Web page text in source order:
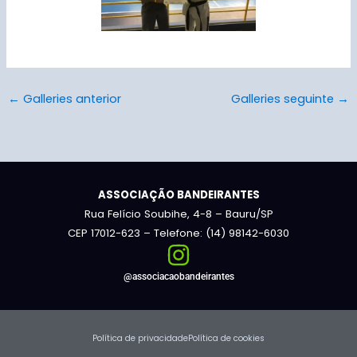
← Galleries anterior Galleries seguinte →
ASSOCIAÇÃO BANDEIRANTES
Rua Felício Soubihe, 4-8 – Bauru/SP
CEP 17012-623 – Telefone: (14) 98142-6030
@associacaobandeirantes
Política de privacidadePolítica de cookies